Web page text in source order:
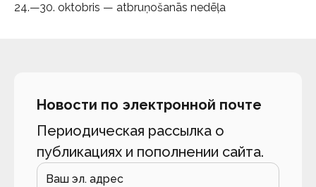
24.—30. oktobris — atbruņošanās nedēļa
Новости по электронной почте
Периодическая рассылка о
публикациях и пополнении сайта.